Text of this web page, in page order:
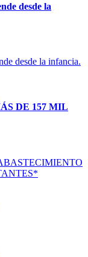
desde la
DE 157 MIL